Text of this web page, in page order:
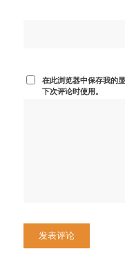
在此浏览器中保存我的
下次评论时使用。